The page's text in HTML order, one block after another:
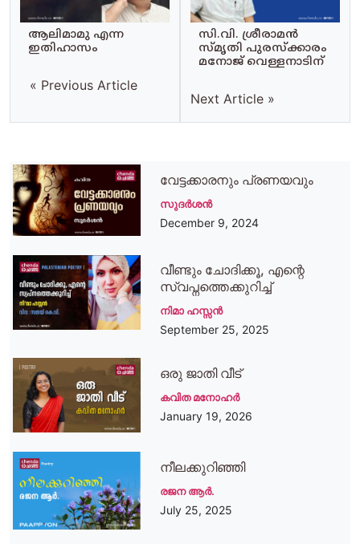
ആലിമാമു എന്ന
ഇതിഹാസം
« Previous Article
സി.വി. ശ്രീരാമന്‍
സ്മൃതി പുരസ്‌ക്കാരം
മനോജ് വെള്ളനാടിന്
Next Article »
വേട്ടക്കാരനും പ്രണയവും
സുദര്‍ശന്‍
December 9, 2024
വീണ്ടും ചോദിക്കൂ, എന്റെ
സ്വപ്നത്തെക്കുറിച്ച്
നിമാ ഹസ്സന്‍
September 25, 2025
ഒരു ജാതി വീട്
കവിത മനോഹര്‍
January 19, 2026
നീലക്കുറിഞ്ഞി
രജന ആർ.
July 25, 2025